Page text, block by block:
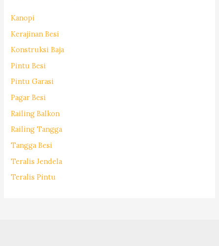
Kanopi
Kerajinan Besi
Konstruksi Baja
Pintu Besi
Pintu Garasi
Pagar Besi
Railing Balkon
Railing Tangga
Tangga Besi
Teralis Jendela
Teralis Pintu